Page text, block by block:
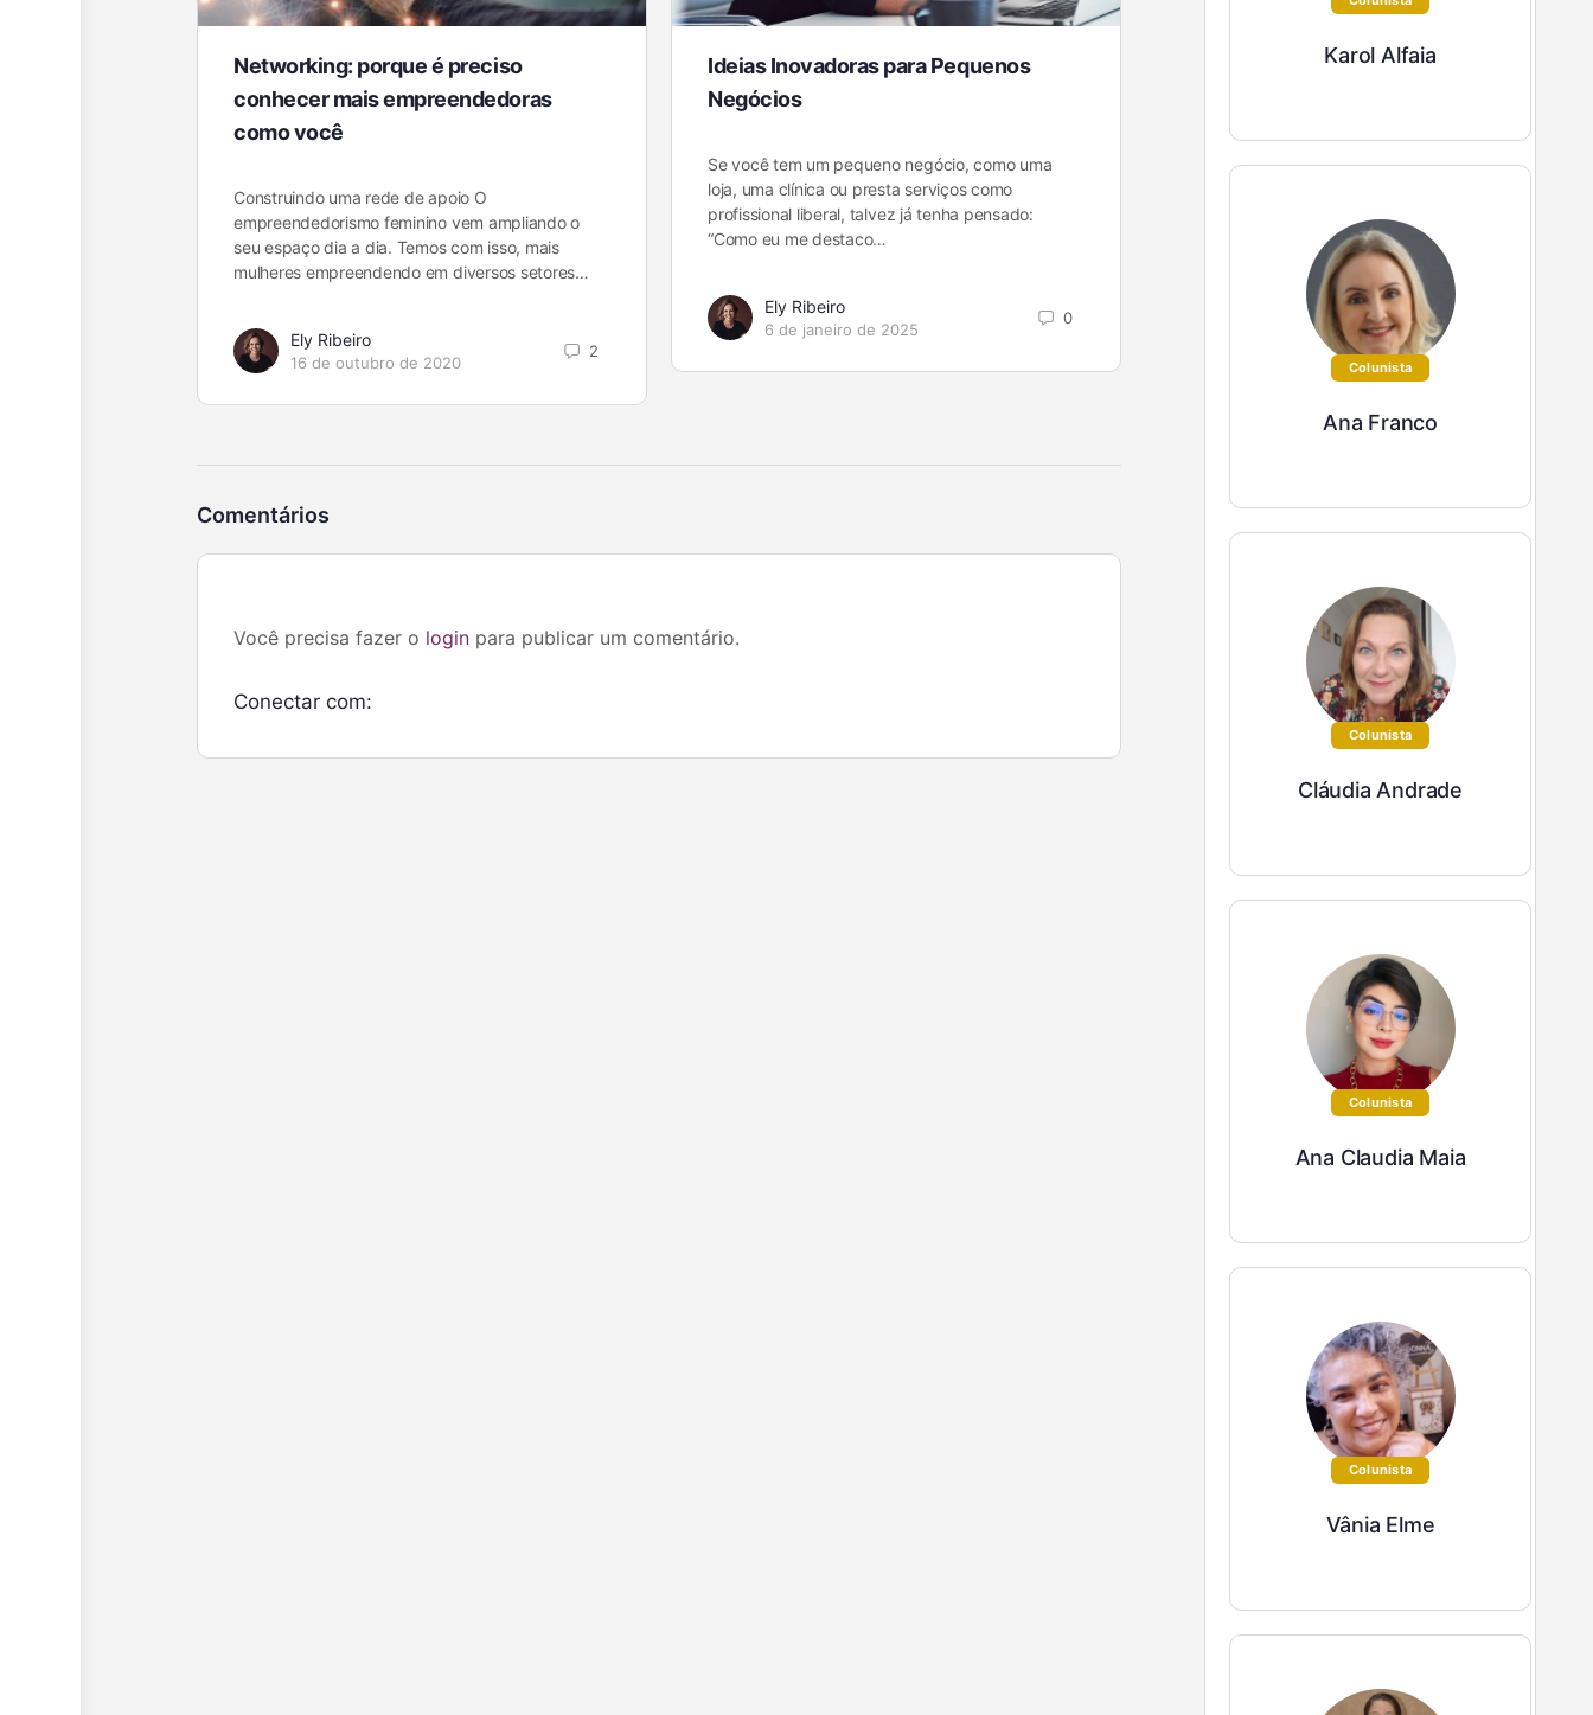
Networking: porque é preciso
conhecer mais empreendedoras
como você
Construindo uma rede de apoio O
empreendedorismo feminino vem ampliando o
seu espaço dia a dia. Temos com isso, mais
mulheres empreendendo em diversos setores…
Ely Ribeiro
16 de outubro de 2020
2
Ideias Inovadoras para Pequenos
Negócios
Se você tem um pequeno negócio, como uma
loja, uma clínica ou presta serviços como
profissional liberal, talvez já tenha pensado:
“Como eu me destaco…
Ely Ribeiro
6 de janeiro de 2025
0
Você é um excelente “investimento”,
Cada negócio tem o seu lugar de atuação e de
atuando em um nicho em que tantos outros
Gyselle Vaz
2 de agosto de 2021
Comentários
Você precisa fazer o login para publicar um comentário.
Conectar com:
Karol Alfaia
Colunista
Ana Franco
Colunista
Cláudia Andrade
Colunista
Ana Claudia Maia
Colunista
Vânia Elme